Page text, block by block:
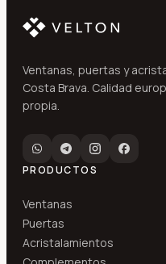
Ventanas, puertas y
Costa Brava. Calidad
propia.
PRODUCTOS
Ventanas
Puertas
Acristalamientos